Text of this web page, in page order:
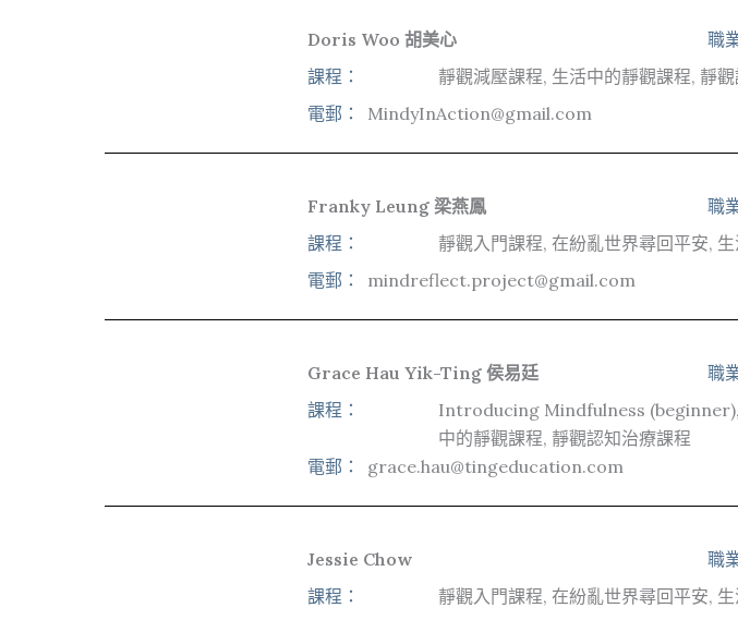
Doris Woo 胡美心 職
課程：
靜觀減壓課程, 生活中的靜觀課程, 靜
電郵：
MindyInAction@gmail.com
Franky Leung 梁燕鳳 職
課程：
靜觀入門課程, 在紛亂世界尋回平安,
電郵：
mindreflect.project@gmail.com
Grace Hau Yik-Ting 侯易廷 職
課程：
Introducing Mindfulness
中的靜觀課程, 靜觀認知治療課程
電郵：
grace.hau@tingeducation.com
Jessie Chow 職
課程：
靜觀入門課程, 在紛亂世界尋回平安,